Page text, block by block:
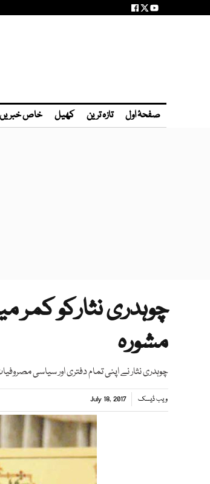
صفحۂ اول تازہ ترین کھیل خاص خبریں
چوہدری نثارکو کمر
مشورہ
چوہدری نثار نے اپنی تمام دفتری اور سیاسی
ویب ڈیسک July 18, 2017